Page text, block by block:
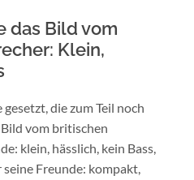
das Bild vom
Klein,
die zum Teil noch
vom britischen
klein, hässlich, kein Bass,
Freunde: kompakt,